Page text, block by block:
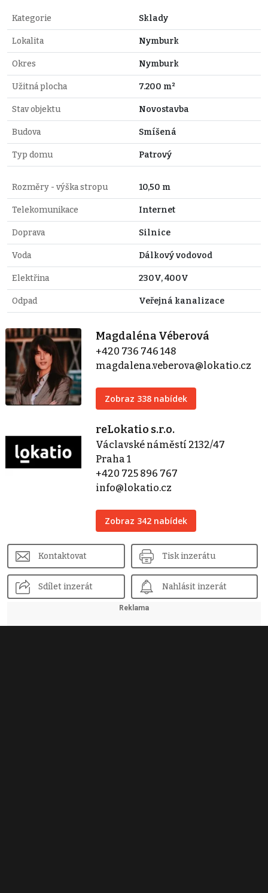
Kategorie Sklady
Lokalita Nymburk
Okres Nymburk
Užitná plocha 7.200 m²
Stav objektu Novostavba
Budova Smíšená
Typ domu Patrový
Rozměry - výška stropu 10,50 m
Telekomunikace Internet
Doprava Silnice
Voda Dálkový vodovod
Elektřina 230V, 400V
Odpad Veřejná kanalizace
Magdaléna Véberová
+420 736 746 148
magdalena.veberova@lokatio.cz
Zobraz 338 nabídek
reLokatio s.r.o.
Václavské náměstí 2132/47
Praha 1
+420 725 896 767
info@lokatio.cz
Zobraz 342 nabídek
Kontaktovat Tisk inzerátu
Sdílet inzerát Nahlásit inzerát